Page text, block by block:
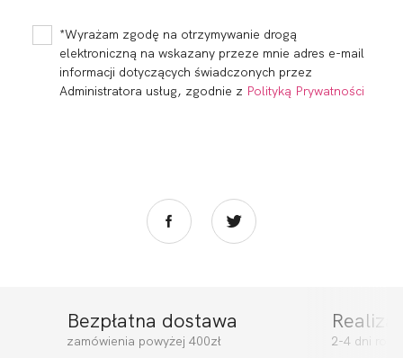
199,99 zł 99,99 zł
*Wyrażam zgodę na otrzymywanie drogą
elektroniczną na wskazany przeze mnie adres e-mail
informacji dotyczących świadczonych przez
Administratora usług, zgodnie z Polityką Prywatności
Bezpłatna dostawa
zamówienia powyżej 400zł 2-4 dni